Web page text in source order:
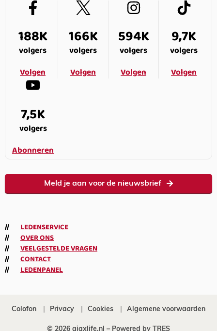
188K
volgers
Volgen
166K
volgers
Volgen
594K
volgers
Volgen
9,7K
volgers
Volgen
7,5K
volgers
Abonneren
Meld je aan voor de nieuwsbrief
LEDENSERVICE
OVER ONS
VEELGESTELDE VRAGEN
CONTACT
LEDENPANEL
Colofon Privacy Cookies Algemene voorwaarden
© 2026 ajaxlife.nl – Powered by TRES